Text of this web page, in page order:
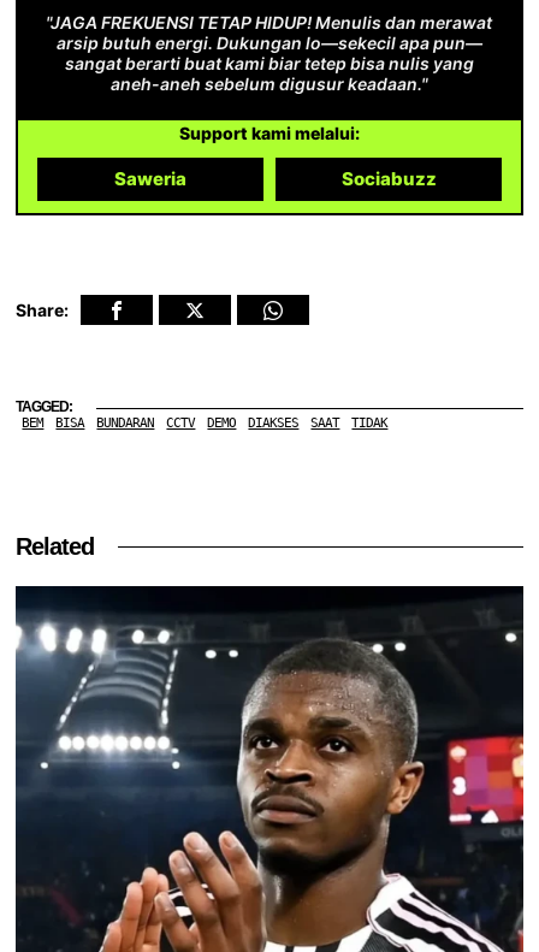
"JAGA FREKUENSI TETAP HIDUP! Menulis dan merawat
arsip butuh energi. Dukungan lo—sekecil apa pun—
sangat berarti buat kami biar tetep bisa nulis yang
aneh-aneh sebelum digusur keadaan."
Support kami melalui:
Saweria Sociabuzz
Share:
TAGGED:
BEM BISA BUNDARAN CCTV DEMO DIAKSES SAAT TIDAK
Related